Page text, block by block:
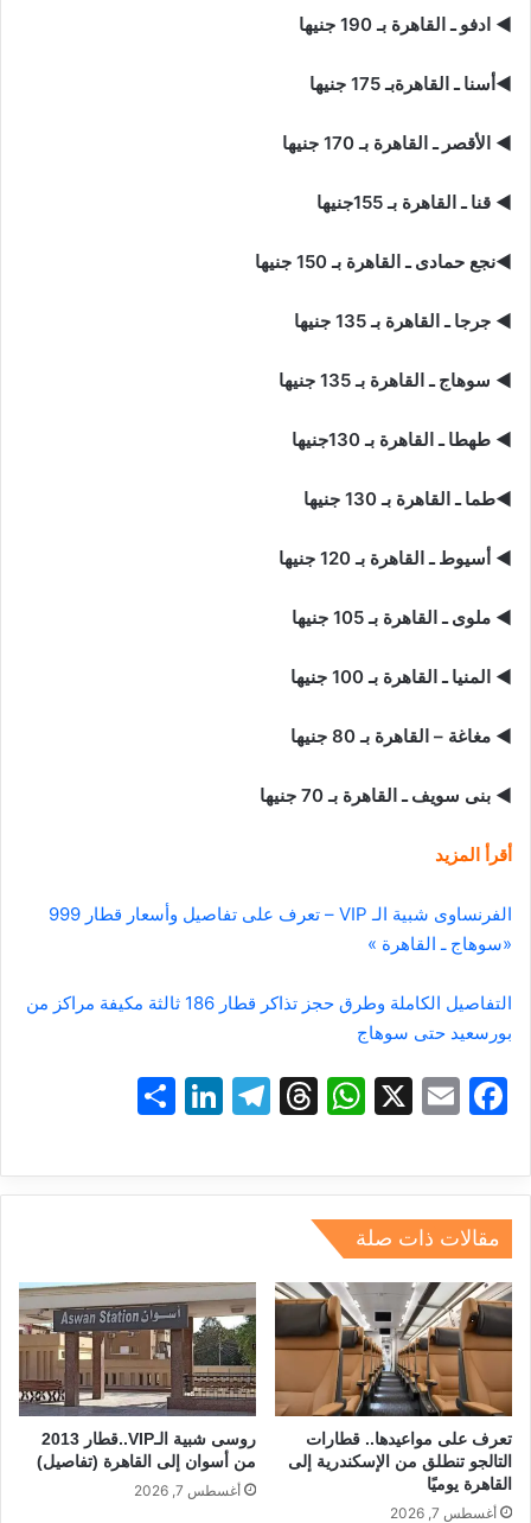
◄ ادفو ـ القاهرة بـ 190 جنيها
◄أسنا ـ القاهرةبـ 175 جنيها
◄ الأقصر ـ القاهرة بـ 170 جنيها
◄ قنا ـ القاهرة بـ 155جنيها
◄نجع حمادى ـ القاهرة بـ 150 جنيها
◄ جرجا ـ القاهرة بـ 135 جنيها
◄ سوهاج ـ القاهرة بـ 135 جنيها
◄ طهطا ـ القاهرة بـ 130جنيها
◄طما ـ القاهرة بـ 130 جنيها
◄ أسيوط ـ القاهرة بـ 120 جنيها
◄ ملوى ـ القاهرة بـ 105 جنيها
◄ المنيا ـ القاهرة بـ 100 جنيها
◄ مغاغة – القاهرة بـ 80 جنيها
◄ بنى سويف ـ القاهرة بـ 70 جنيها
أقرأ المزيد
«سوهاج ـ القاهرة »
التفاصيل الكاملة وطرق حجز تذاكر قطار 186 ثالثة مكيفة مراكز من
بورسعيد حتى سوهاج
F
c
e
b
o
o
k
E
ai
l
X
W
at
s
A
p
p
T
e
a
s
T
e
gr
m
Li
k
e
n
ar
e
مقالات ذات صلة
تعرف على مواعيدها.. قطارات
التالجو تنطلق من الإسكندرية إلى
القاهرة يوميًا
أغسطس 7, 2026
روسى شبية الـVIP..قطار 2013
من أسوان إلى القاهرة (تفاصيل)
أغسطس 7, 2026